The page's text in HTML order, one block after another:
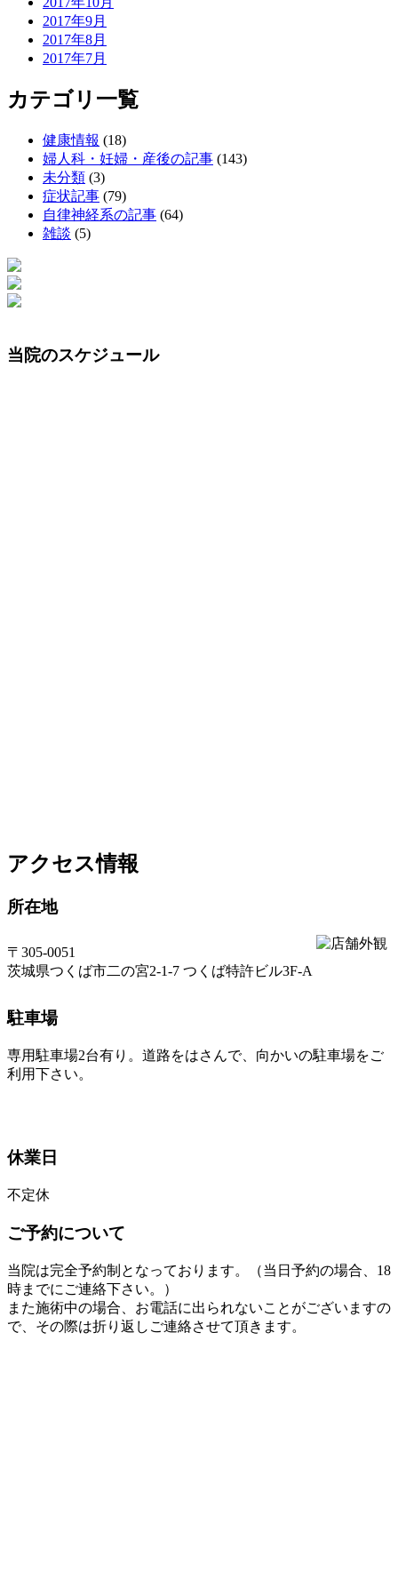
2017年9月
2017年8月
2017年7月
カテゴリ一覧
健康情報 (18)
婦人科・妊婦・産後の記事 (143)
未分類 (3)
症状記事 (79)
自律神経系の記事 (64)
雑談 (5)
当院のスケジュール
アクセス情報
所在地
〒305-0051
茨城県つくば市二の宮2-1-7 つくば特許ビル3F-A
駐車場
専用駐車場2台有り。道路をはさんで、向かいの駐車場をご
利用下さい。
休業日
不定休
ご予約について
当院は完全予約制となっております。（当日予約の場合、18
時までにご連絡下さい。）
また施術中の場合、お電話に出られないことがございますの
で、その際は折り返しご連絡させて頂きます。